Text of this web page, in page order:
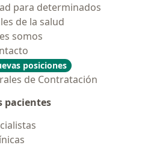
para determinados
de la salud
somos
posiciones
de Contratación
pacientes